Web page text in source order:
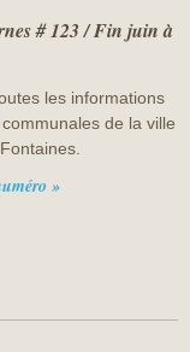
# 123 / Fin juin à
les informations
de la ville
»